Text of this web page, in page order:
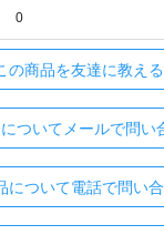
0
の商品を友達に教える
ついてメールで問い
について電話で問い